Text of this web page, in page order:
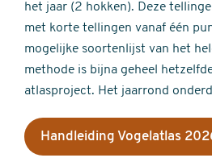
het jaar (2 hokken). Deze
met korte tellingen vanaf één
mogelijke soortenlijst van het
methode is bijna geheel
atlasproject. Het jaarrond
Handleiding Vogelatlas